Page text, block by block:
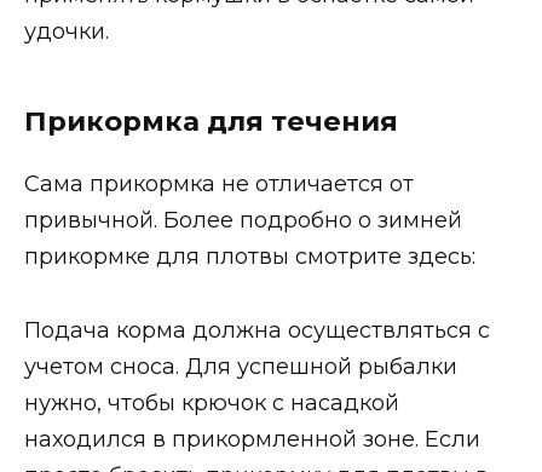
удочки.
Прикормка для течения
Сама прикормка не отличается от
привычной. Более подробно о зимней
прикормке для плотвы смотрите здесь:
Подача корма должна осуществляться с
учетом сноса. Для успешной рыбалки
нужно, чтобы крючок с насадкой
находился в прикормленной зоне. Если